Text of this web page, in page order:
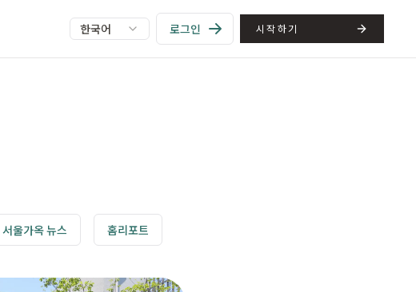
한국어 로그인 시작하기
서울가옥 뉴스 홈리포트